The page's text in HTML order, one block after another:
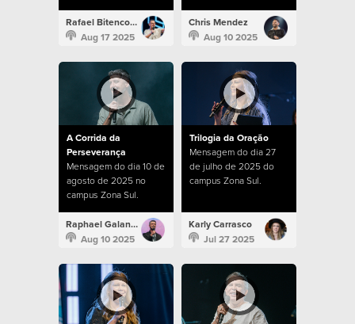
Rafael Bitencourt
Aug 17 2025
Chris Mendez
Aug 10 2025
A Corrida da
Perseverança
Mensagem do dia 10 de
agosto de 2025 no
campus Zona Sul.
Raphael Galante
Aug 10 2025
Trilogia da Oração
Mensagem do dia 27
de julho de 2025 do
campus Zona Sul.
Karly Carrasco
Jul 27 2025